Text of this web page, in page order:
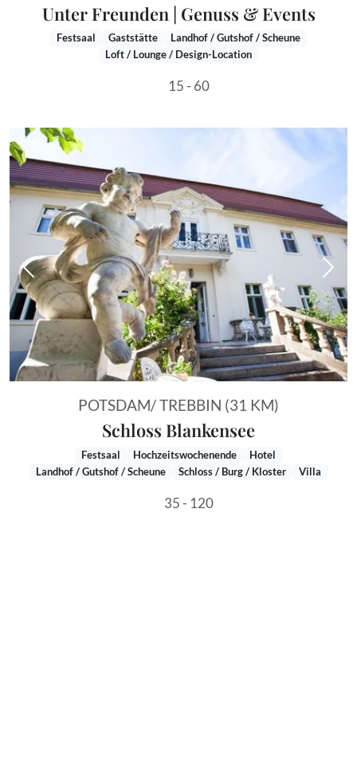
Unter Freunden | Genuss & Events
Festsaal Gaststätte
Landhof / Gutshof / Scheune
Loft / Lounge / Design-Location
15 - 60
Vorheriges Bild
POTSDAM/ TREBBIN (31 KM)
Schloss Blankensee
Festsaal Hochzeitswochenende
Hotel
Landhof / Gutshof / Scheune
Schloss / Burg / Kloster Villa
35 - 120